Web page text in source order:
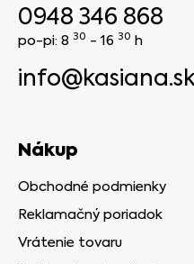
0948 346 868
po-pi: 8 30 - 16 30 h
Nákup
Obchodné podmienky
Reklamačný poriadok
Vrátenie tovaru